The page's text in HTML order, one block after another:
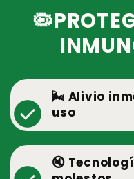
check_circle
🌬️ Alivio
uso
🔇